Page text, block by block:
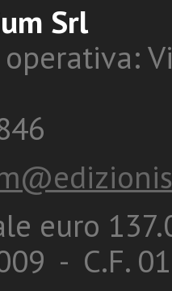
Srl
euro
- C.F.